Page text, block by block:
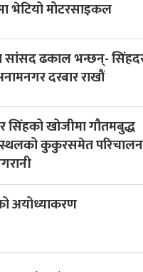
भेटियो मोटरसाइकल
सांसद ढकाल भन्छन्-
दरबार राखौं
सिंहको खोजीमा गौतमबुद्ध
कुकुरसमेत परिचालन,
अयोध्याकरण